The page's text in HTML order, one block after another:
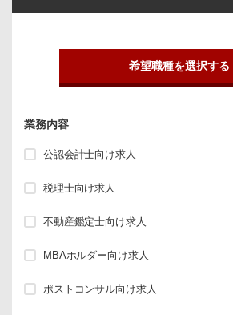
希望職種を選択する
業務内容
公認会計士向け求人
税理士向け求人
不動産鑑定士向け求人
MBAホルダー向け求人
ポストコンサル向け求人